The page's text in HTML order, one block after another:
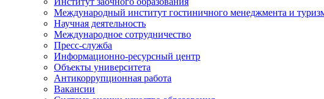
Международный институт гостиничного менеджмента и
Научная деятельность
Международное сотрудничество
Пресс-служба
Информационно-ресурсный центр
Объекты университета
Антикоррупционная работа
Вакансии